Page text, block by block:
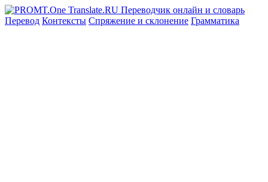
Перевод Контексты Спряжение и склонение Грамматика